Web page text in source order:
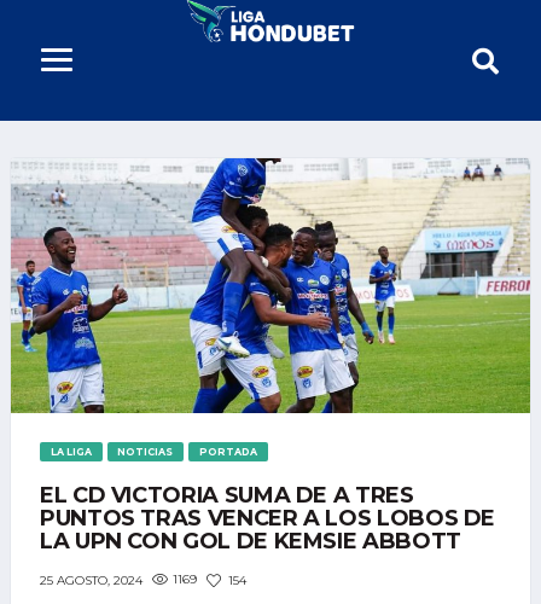
LA LIGA NOTICIAS PORTADA
EL CD VICTORIA SUMA DE A TRES
PUNTOS TRAS VENCER A LOS LOBOS DE
LA UPN CON GOL DE KEMSIE ABBOTT
25 AGOSTO, 2024 1169 154